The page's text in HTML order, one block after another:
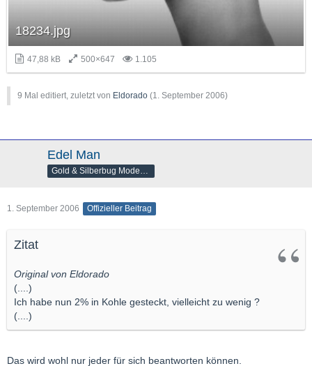
18234.jpg
47,88 kB 500×647 1.105
9 Mal editiert, zuletzt von Eldorado (1. September 2006)
Edel Man
1. September 2006 Offizieller Beitrag
Zitat
Original von Eldorado
(....)
Ich habe nun 2% in Kohle gesteckt, vielleicht zu wenig ?
(....)
Das wird wohl nur jeder für sich beantworten können.